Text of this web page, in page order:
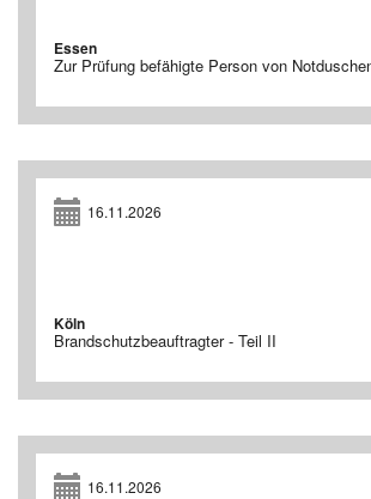
Essen
Zur Prüfung befähigte Person von
16.11.2026
Köln
Brandschutzbeauftragter - Teil II
16.11.2026